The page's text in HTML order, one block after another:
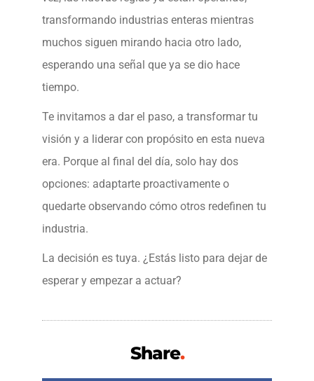
transformando industrias enteras mientras
muchos siguen mirando hacia otro lado,
esperando una señal que ya se dio hace
tiempo.
Te invitamos a dar el paso, a transformar tu
visión y a liderar con propósito en esta nueva
era. Porque al final del día, solo hay dos
opciones: adaptarte proactivamente o
quedarte observando cómo otros redefinen tu
industria.
La decisión es tuya. ¿Estás listo para dejar de
esperar y empezar a actuar?
Share.